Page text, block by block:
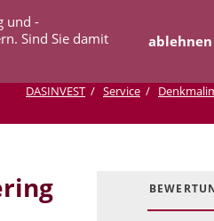
und -
Sind Sie damit
ablehnen
DASINVEST Service